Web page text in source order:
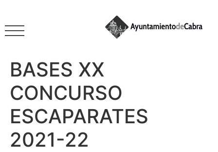
BASES XX
CONCURSO
ESCAPARATES
2021-22